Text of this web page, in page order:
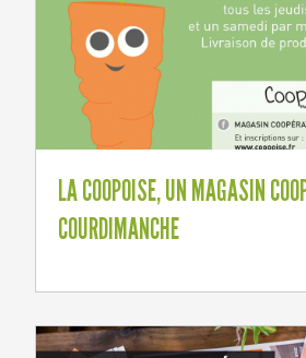
LA COOPOISE, UN MAGASIN
COURDIMANCHE